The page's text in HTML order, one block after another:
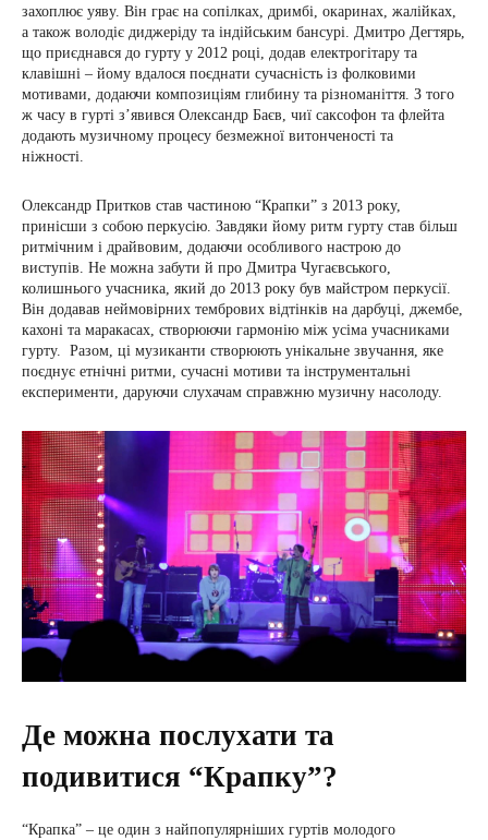
захоплює уяву. Він грає на сопілках, дримбі, окаринах, жалійках,
а також володіє диджеріду та індійським бансурі. Дмитро Дегтярь,
що приєднався до гурту у 2012 році, додав електрогітару та
клавішні – йому вдалося поєднати сучасність із фолковими
мотивами, додаючи композиціям глибину та різноманіття. З того
ж часу в гурті з’явився Олександр Баєв, чиї саксофон та флейта
додають музичному процесу безмежної витонченості та
ніжності.
Олександр Притков став частиною “Крапки” з 2013 року,
принісши з собою перкусію. Завдяки йому ритм гурту став більш
ритмічним і драйвовим, додаючи особливого настрою до
виступів. Не можна забути й про Дмитра Чугаєвського,
колишнього учасника, який до 2013 року був майстром перкусії.
Він додавав неймовірних тембрових відтінків на дарбуці, джембе,
кахоні та маракасах, створюючи гармонію між усіма учасниками
гурту. Разом, ці музиканти створюють унікальне звучання, яке
поєднує етнічні ритми, сучасні мотиви та інструментальні
експерименти, даруючи слухачам справжню музичну насолоду.
Де можна послухати та
подивитися “Крапку”?
“Крапка” – це один з найпопулярніших гуртів молодого